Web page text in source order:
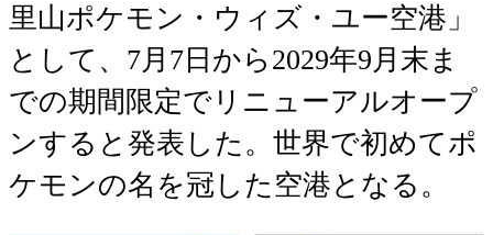
里山ポケモン・ウィズ・ユー空港」
として、7月7日から2029年9月末ま
での期間限定でリニューアルオープ
ンすると発表した。世界で初めてポ
ケモンの名を冠した空港となる。